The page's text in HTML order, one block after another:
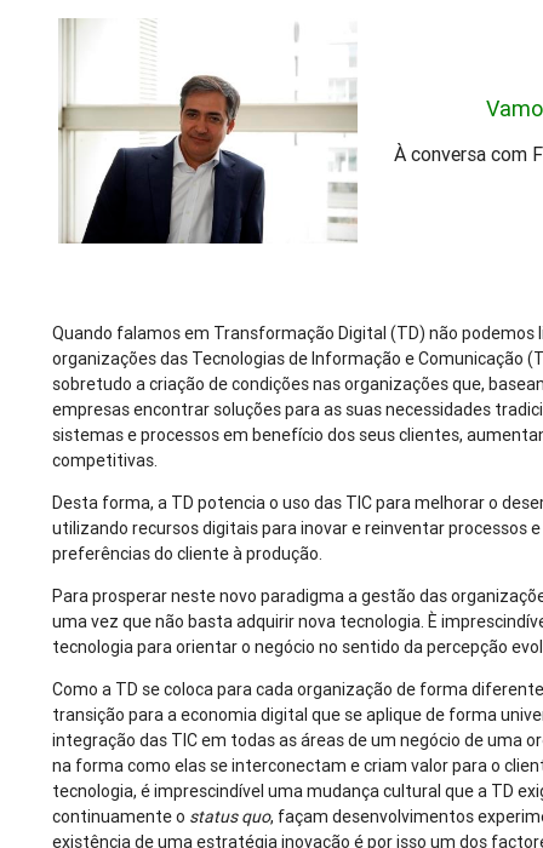
À conversa com
Quando falamos em Transformação Digital (TD) não
organizações das Tecnologias de Informação e Comunicação
sobretudo a criação de condições nas organizações que,
empresas encontrar soluções para as suas necessidades
sistemas e processos em benefício dos seus clientes,
competitivas.
Desta forma, a TD potencia o uso das TIC para melhorar o
utilizando recursos digitais para inovar e reinventar processos
preferências do cliente à produção.
Para prosperar neste novo paradigma a gestão das
uma vez que não basta adquirir nova tecnologia. È
tecnologia para orientar o negócio no sentido da percepção
Como a TD se coloca para cada organização de forma
transição para a economia digital que se aplique de forma
integração das TIC em todas as áreas de um negócio de uma
na forma como elas se interconectam e criam valor para o
tecnologia, é imprescindível uma mudança cultural que a TD
continuamente o status quo, façam desenvolvimentos
existência de uma estratégia inovação é por isso um dos